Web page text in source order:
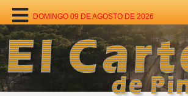
DOMINGO 09 DE AGOSTO DE 2026